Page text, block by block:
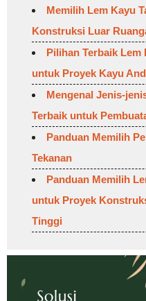
Memilih Lem Kayu
Konstruksi Luar
Pilihan Terbaik Lem
untuk Proyek Kayu
Mengenal Jenis-
Terbaik untuk
Panduan Memilih
Tekanan
Panduan Memilih
untuk Proyek
Tinggi